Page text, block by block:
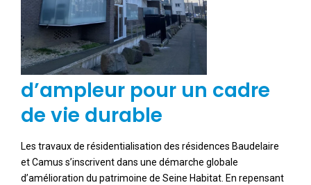
d’ampleur pour un cadre
de vie durable
Les travaux de résidentialisation des résidences Baudelaire
et Camus s’inscrivent dans une démarche globale
d’amélioration du patrimoine de Seine Habitat. En repensant